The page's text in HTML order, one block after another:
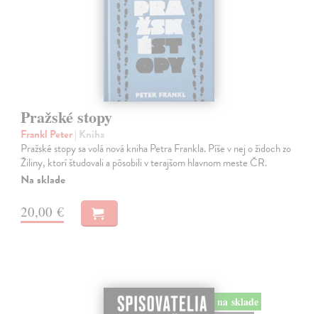
Pražské stopy
Frankl Peter| Kniha
Pražské stopy sa volá nová kniha Petra Frankla. Píše v nej o židoch zo
Žiliny, ktorí študovali a pôsobili v terajšom hlavnom meste ČR.
Na sklade
20,00 €
na sklade